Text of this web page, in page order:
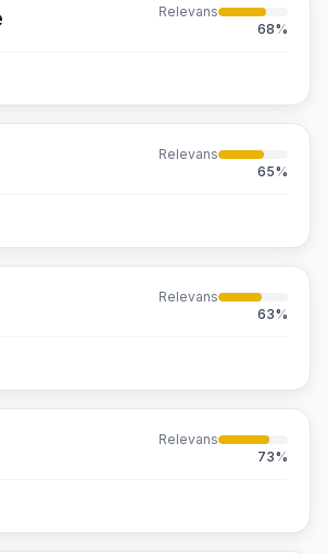
Relevans
68%
Relevans
65%
Relevans
63%
Relevans
73%